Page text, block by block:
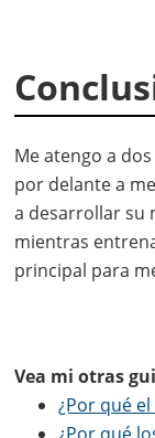
Me atengo a
por delante a
a desarrollar su
mientras
principal para
Vea mi otras
¿Por qué